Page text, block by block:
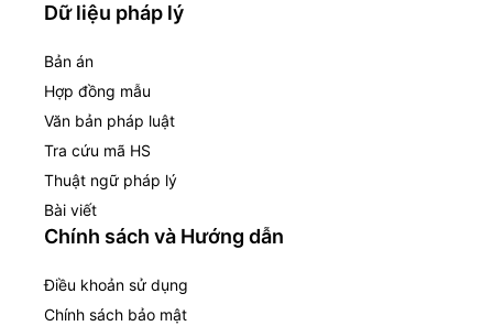
Dữ liệu pháp lý
Bản án
Hợp đồng mẫu
Văn bản pháp luật
Tra cứu mã HS
Thuật ngữ pháp lý
Bài viết
Chính sách và Hướng dẫn
Điều khoản sử dụng
Chính sách bảo mật